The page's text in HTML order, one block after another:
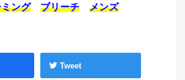
ング
ブリーチ メンズ
Tweet